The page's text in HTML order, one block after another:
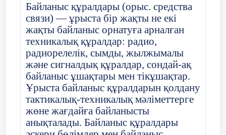
Байланыс құралдары (орыс. средства
связи) — ұрыста бір жақты не екі
жақты байланыс орнатуға арналған
техникалық құралдар: радио,
радиорелелік, сымды, жылжымалы
және сигналдық құралдар, сондай-ақ
байланыс ұшақтары мен тікұшақтар.
Ұрыста байланыс құралдарын қолдану
тактикалық-техникалық мәліметтерге
жөне жағдайға байланысты
анықталады. Байланыс құралдары